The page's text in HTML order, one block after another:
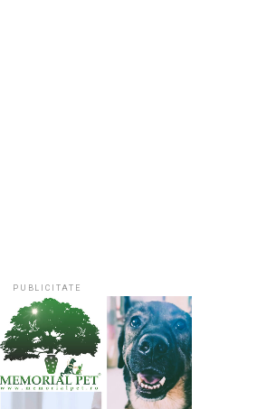
PUBLICITATE